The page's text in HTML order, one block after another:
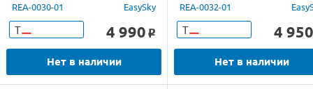
REA-0030-01 EasySky
Т 4 990 o
Нет в наличии
REA-0032-01
Т 4 950
Нет в наличии